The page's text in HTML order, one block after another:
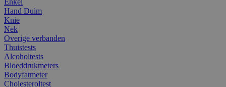
Hand Duim
Knie
Nek
Overige verbanden
Thuistests
Alcoholtests
Bloeddrukmeters
Bodyfatmeter
Cholesteroltest